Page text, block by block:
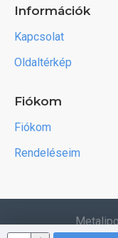
Információk
Kapcsolat
Oldaltérkép
Fiókom
Fiókom
Rendeléseim